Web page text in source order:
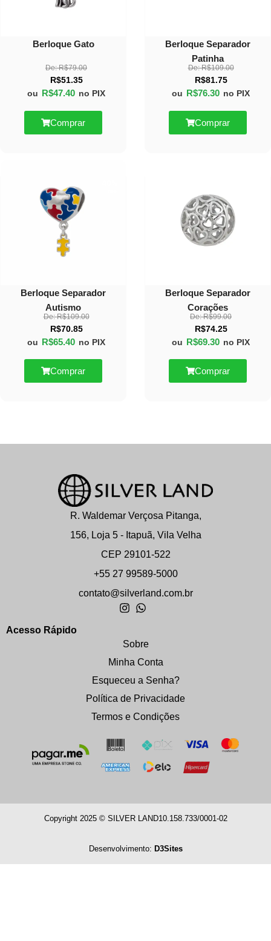
Berloque Gato
De:R$79.00
R$51.35
ou R$47.40 no PIX
Comprar
Berloque Separador
Patinha
De:R$109.00
R$81.75
ou R$76.30 no PIX
Comprar
Berloque Separador
Autismo
De:R$109.00
R$70.85
ou R$65.40 no PIX
Comprar
Berloque Separador
Corações
De:R$99.00
R$74.25
ou R$69.30 no PIX
Comprar
R. Waldemar Verçosa Pitanga,
156, Loja 5 - Itapuã, Vila Velha
CEP 29101-522
+55 27 99589-5000
contato@silverland.com.br
Acesso Rápido
Sobre
Minha Conta
Esqueceu a Senha?
Política de Privacidade
Termos e Condições
Copyright 2025 © SILVER LAND10.158.733/0001-02
Desenvolvimento: D3Sites